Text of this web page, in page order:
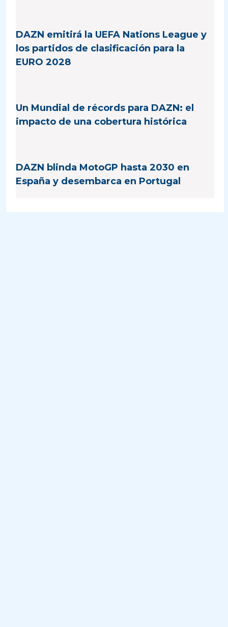
DAZN emitirá la UEFA Nations League y
los partidos de clasificación para la
EURO 2028
Un Mundial de récords para DAZN: el
impacto de una cobertura histórica
DAZN blinda MotoGP hasta 2030 en
España y desembarca en Portugal